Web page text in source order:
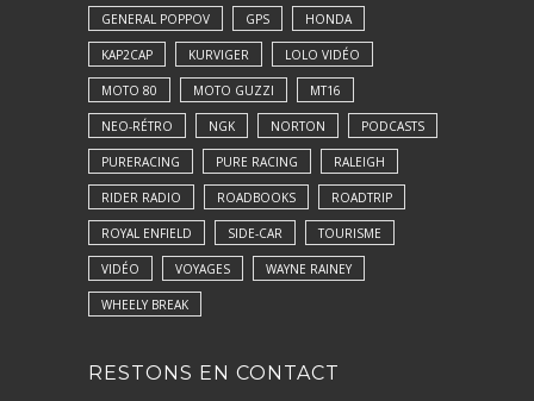
GENERAL POPPOV GPS HONDA
KAP2CAP KURVIGER LOLO VIDÉO
MOTO 80 MOTO GUZZI MT16
NEO-RÉTRO NGK NORTON PODCASTS
PURERACING PURE RACING RALEIGH
RIDER RADIO ROADBOOKS ROADTRIP
ROYAL ENFIELD SIDE-CAR TOURISME
VIDÉO VOYAGES WAYNE RAINEY
WHEELY BREAK
RESTONS EN CONTACT